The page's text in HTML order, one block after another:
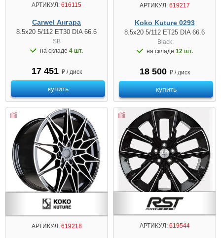
АРТИКУЛ: 616115
Carwel Ангара
8.5x20 5/112 ET30 DIA 66.6
SB
на складе 4 шт.
17 451 ₽ / диск
купить
АРТИКУЛ:619217
Koko Kuture 0293
8.5x20 5/112 ET25 DIA 66.6
Black
на складе 12 шт.
18 500 ₽ / диск
купить
АРТИКУЛ:619218 АРТИКУЛ:619544